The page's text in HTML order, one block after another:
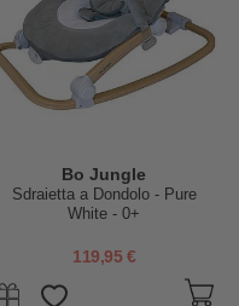
Bo Jungle
Sdraietta a Dondolo - Pure
White - 0+
119,95 €